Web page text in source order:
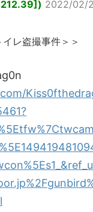
2022/02/
レ盗撮事件＞＞